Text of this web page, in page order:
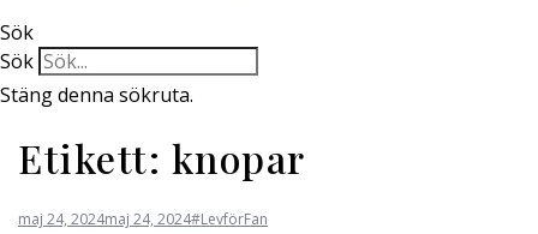
Sök
Sök
Stäng denna sökruta.
Etikett: knopar
maj 24, 2024maj 24, 2024#LevförFan